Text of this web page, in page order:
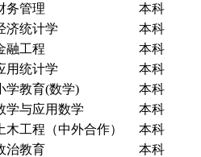
务管理
本科
济统计学
本科
融工程
本科
用统计学
本科
学教育(数学)
本科
学与应用数学
本科
木工程（中外合作）
本科
治教育 本科